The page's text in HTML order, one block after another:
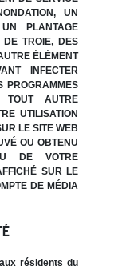
UN
PLANTAGE
DE TROIE, DES
ÉLÉMENT
INFECTER
PROGRAMMES
TOUT AUTRE
UTILISATION
LE SITE WEB
OU OBTENU
DE VOTRE
SUR LE
DE MÉDIA
résidents du